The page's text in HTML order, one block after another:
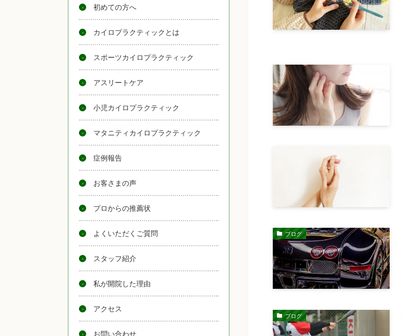
ブログ
ブログ
初めての方へ
カイロプラクティックとは
スポーツカイロプラクティック
アスリートケア
小児カイロプラクティック
マタニティカイロプラクティック
症例報告
お客さまの声
プロからの推薦状
よくいただくご質問
スタッフ紹介
私が開院した理由
アクセス
お問い合わせ